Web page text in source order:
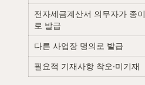
전자세금계산서 의무자가 종이
로 발급
다른 사업장 명의로 발급
필요적 기재사항 착오·미기재